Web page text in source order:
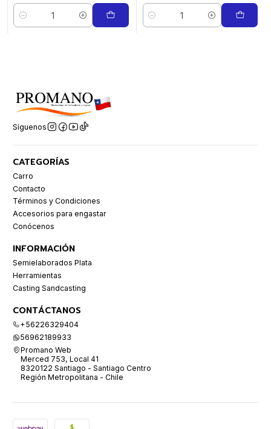
Cantidad Cantidad
Síguenos
CATEGORÍAS
Carro
Contacto
Términos y Condiciones
Accesorios para engastar
Conócenos
INFORMACIÓN
Semielaborados Plata
Herramientas
Casting Sandcasting
CONTÁCTANOS
+56226329404
56962189933
Promano Web
Merced 753, Local 41
8320122 Santiago - Santiago Centro
Región Metropolitana - Chile